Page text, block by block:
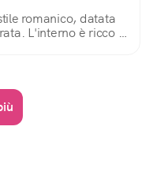
romanico, datata
L'interno è ricco di